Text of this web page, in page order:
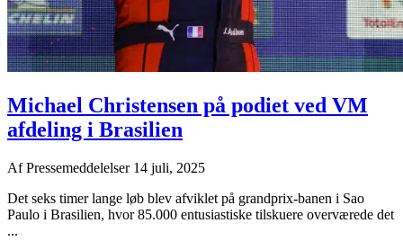
Michael Christensen på podiet ved VM
afdeling i Brasilien
AfPressemeddelelser 14 juli, 2025
Det seks timer lange løb blev afviklet på grandprix-banen i Sao
Paulo i Brasilien, hvor 85.000 entusiastiske tilskuere overværede det
...